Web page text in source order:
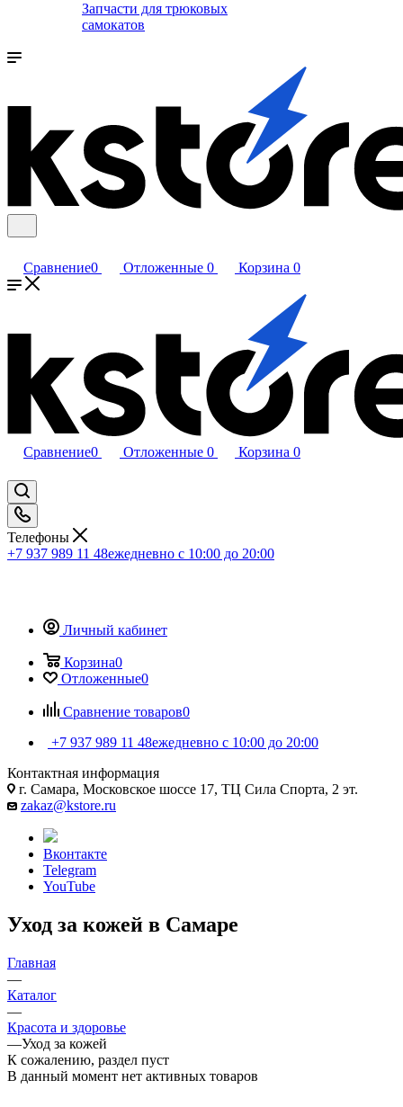
Запчасти для трюковых
самокатов
Сравнение0 Отложенные 0 Корзина 0
Сравнение0 Отложенные 0 Корзина 0
Телефоны
+7 937 989 11 48ежедневно с 10:00 до 20:00
Личный кабинет
Корзина0
Отложенные0
Сравнение товаров0
+7 937 989 11 48ежедневно с 10:00 до 20:00
Контактная информация
г. Самара, Московское шоссе 17, ТЦ Сила Спорта, 2 эт.
zakaz@kstore.ru
Вконтакте
Telegram
YouTube
Уход за кожей в Самаре
Главная
—
Каталог
—
Красота и здоровье
—Уход за кожей
К сожалению, раздел пуст
В данный момент нет активных товаров